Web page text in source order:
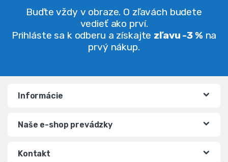
Buďte vždy v obraze. O zľavách budete
vedieť ako prví.
Prihláste sa k odberu a získajte zľavu -3 % na
prvý nákup.
Informácie
Naše e-shop prevádzky
Kontakt